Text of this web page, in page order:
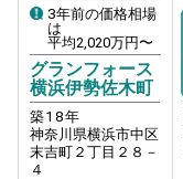
3年前の価格相場
は
平均2,020万円〜
グランフォース
横浜伊勢佐木町
築18年
神奈川県横浜市中区
末吉町２丁目２８－
４